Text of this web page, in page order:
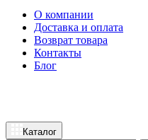
О компании
Доставка и оплата
Возврат товара
Контакты
Блог
Каталог